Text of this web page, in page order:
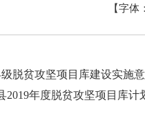
【字体
脱贫攻坚项目库建设实施
2019年度脱贫攻坚项目库